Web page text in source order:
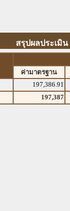
สรุปผลประเมิ
ค่ามาตรฐาน
197,386.91
197,387